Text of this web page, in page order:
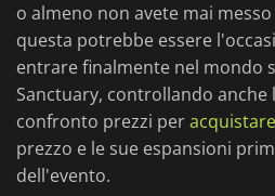
o almeno non avete mai
questa potrebbe essere
entrare finalmente nel mondo
Sanctuary, controllando
confronto prezzi per
prezzo e le sue espansioni
dell'evento.